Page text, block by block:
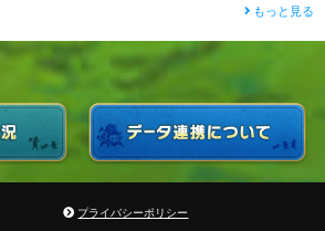
もっと見る
プライバシーポリシー